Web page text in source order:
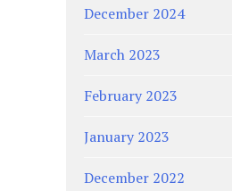
December 2024
March 2023
February 2023
January 2023
December 2022